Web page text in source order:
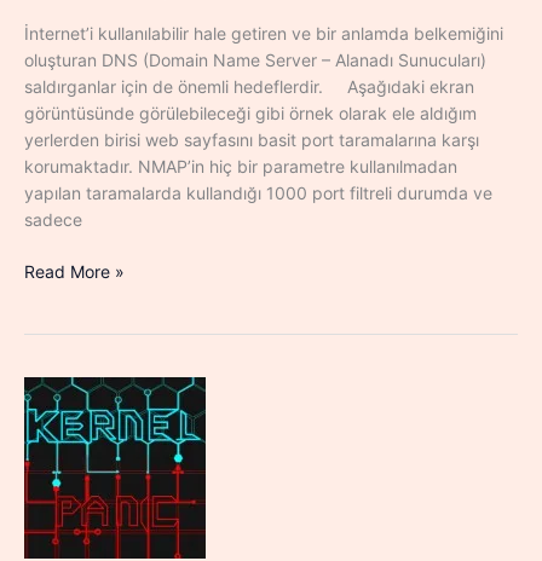
İnternet’i kullanılabilir hale getiren ve bir anlamda belkemiğini
oluşturan DNS (Domain Name Server – Alanadı Sunucuları)
saldırganlar için de önemli hedeflerdir. Aşağıdaki ekran
görüntüsünde görülebileceği gibi örnek olarak ele aldığım
yerlerden birisi web sayfasını basit port taramalarına karşı
korumaktadır. NMAP’in hiç bir parametre kullanılmadan
yapılan taramalarda kullandığı 1000 port filtreli durumda ve
sadece
DNS
Korunma
Türleri
Read More »